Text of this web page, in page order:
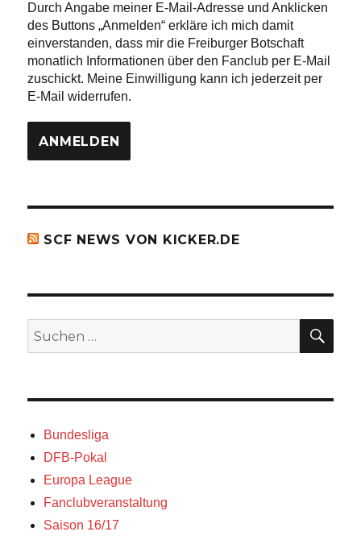
Durch Angabe meiner E-Mail-Adresse und Anklicken
des Buttons „Anmelden“ erkläre ich mich damit
einverstanden, dass mir die Freiburger Botschaft
monatlich Informationen über den Fanclub per E-Mail
zuschickt. Meine Einwilligung kann ich jederzeit per
E-Mail widerrufen.
SCF NEWS VON KICKER.DE
Suchen
nach:
Bundesliga
DFB-Pokal
Europa League
Fanclubveranstaltung
Saison 16/17